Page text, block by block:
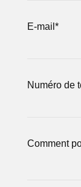
E-mail*
Numéro de
Comment